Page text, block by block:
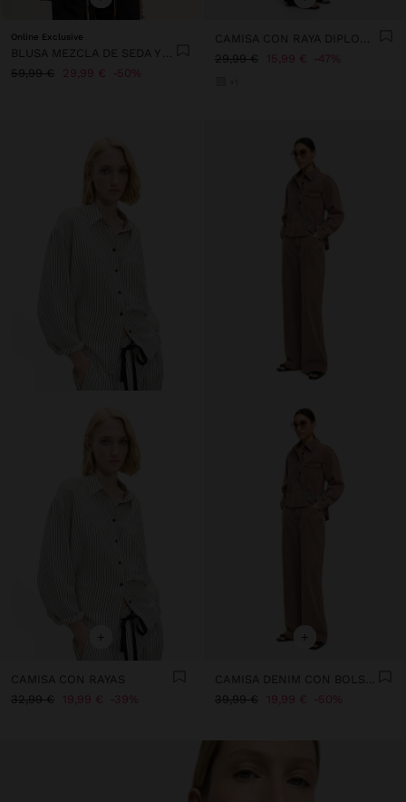
Online Exclusive
BLUSA MEZCLA DE SEDA Y ALGODÓN
59,99 €
29,99 € 50%
CAMISA CON RAYA DIPLOMÁTICA
29,99 €
15,99 € 47%
+
CAMISA CON RAYAS
32,99 €
19,99 € 39%
+
39,99 €
19,99 € 50%